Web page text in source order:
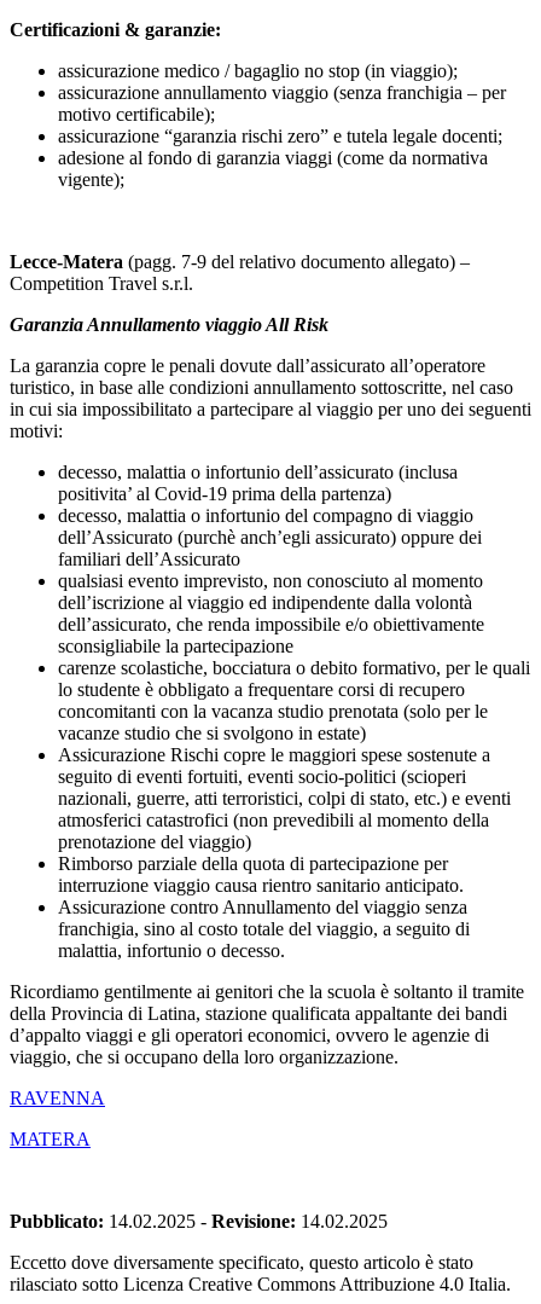
Certificazioni & garanzie:
assicurazione medico / bagaglio no stop (in viaggio);
assicurazione annullamento viaggio (senza franchigia – per
motivo certificabile);
assicurazione “garanzia rischi zero” e tutela legale docenti;
adesione al fondo di garanzia viaggi (come da normativa
vigente);
Lecce-Matera (pagg. 7-9 del relativo documento allegato) –
Competition Travel s.r.l.
Garanzia Annullamento viaggio All Risk
La garanzia copre le penali dovute dall’assicurato all’operatore
turistico, in base alle condizioni annullamento sottoscritte, nel caso
in cui sia impossibilitato a partecipare al viaggio per uno dei seguenti
motivi:
decesso, malattia o infortunio dell’assicurato (inclusa
positivita’ al Covid-19 prima della partenza)
decesso, malattia o infortunio del compagno di viaggio
dell’Assicurato (purchè anch’egli assicurato) oppure dei
familiari dell’Assicurato
qualsiasi evento imprevisto, non conosciuto al momento
dell’iscrizione al viaggio ed indipendente dalla volontà
dell’assicurato, che renda impossibile e/o obiettivamente
sconsigliabile la partecipazione
carenze scolastiche, bocciatura o debito formativo, per le quali
lo studente è obbligato a frequentare corsi di recupero
concomitanti con la vacanza studio prenotata (solo per le
vacanze studio che si svolgono in estate)
Assicurazione Rischi copre le maggiori spese sostenute a
seguito di eventi fortuiti, eventi socio-politici (scioperi
nazionali, guerre, atti terroristici, colpi di stato, etc.) e eventi
atmosferici catastrofici (non prevedibili al momento della
prenotazione del viaggio)
Rimborso parziale della quota di partecipazione per
interruzione viaggio causa rientro sanitario anticipato.
Assicurazione contro Annullamento del viaggio senza
franchigia, sino al costo totale del viaggio, a seguito di
malattia, infortunio o decesso.
Ricordiamo gentilmente ai genitori che la scuola è soltanto il tramite
della Provincia di Latina, stazione qualificata appaltante dei bandi
d’appalto viaggi e gli operatori economici, ovvero le agenzie di
viaggio, che si occupano della loro organizzazione.
RAVENNA
MATERA
Pubblicato: 14.02.2025 - Revisione: 14.02.2025
Eccetto dove diversamente specificato, questo articolo è stato
rilasciato sotto Licenza Creative Commons Attribuzione 4.0 Italia.